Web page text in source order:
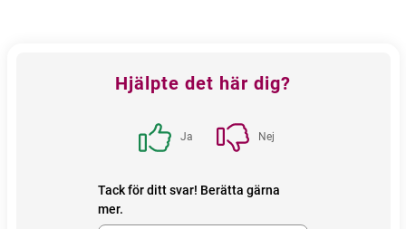
blockHjälpte det här dig?
Ja Nej
Tack för ditt svar! Berätta gärna
mer.